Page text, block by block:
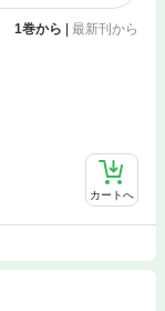
1巻から | 最新刊から
カートへ